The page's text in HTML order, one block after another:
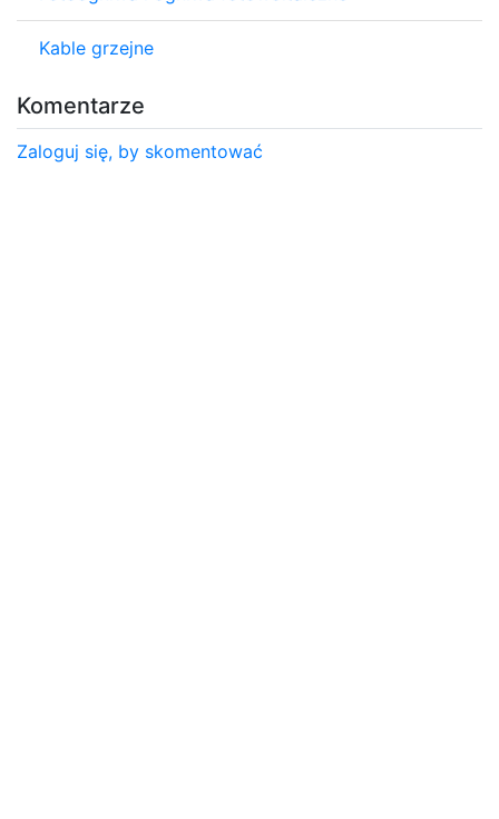
Kable grzejne
Komentarze
Zaloguj się, by skomentować